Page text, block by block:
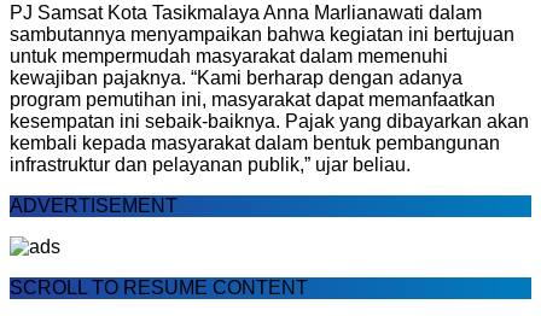
PJ Samsat Kota Tasikmalaya Anna Marlianawati dalam
sambutannya menyampaikan bahwa kegiatan ini bertujuan
untuk mempermudah masyarakat dalam memenuhi
kewajiban pajaknya. “Kami berharap dengan adanya
program pemutihan ini, masyarakat dapat memanfaatkan
kesempatan ini sebaik-baiknya. Pajak yang dibayarkan akan
kembali kepada masyarakat dalam bentuk pembangunan
infrastruktur dan pelayanan publik,” ujar beliau.
ADVERTISEMENT
SCROLL TO RESUME CONTENT